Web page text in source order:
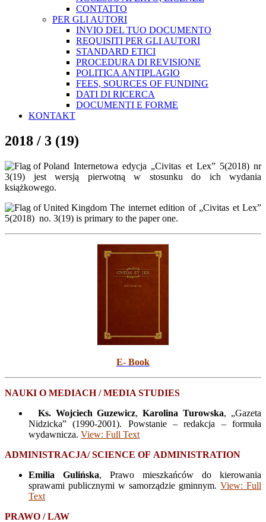
CONTATTO
PER GLI AUTORI
INVIO DEL TUO DOCUMENTO
REQUISITI PER GLI AUTORI
STANDARD ETICI
PROCEDURA DI REVISIONE
POLITICA ANTIPLAGIO
FEES, SOURCES OF FUNDING
DATI DI RICERCA
DOCUMENTI E FORME
KONTAKT
2018 / 3 (19)
Internetowa edycja „Civitas et Lex” 5(2018) nr
3(19) jest wersją pierwotną w stosunku do ich wydania
książkowego.
The internet edition of „Civitas et Lex”
5(2018) no. 3(19) is primary to the paper one.
E- Book
NAUKI O MEDIACH / MEDIA STUDIES
Ks. Wojciech Guzewicz,Karolina Turowska, „Gazeta
Nidzicka” (1990-2001). Powstanie – redakcja – formuła
wydawnicza. View: Full Text
ADMINISTRACJA/SCIENCE OF ADMINISTRATION
Emilia Gulińska, Prawo mieszkańców do kierowania
sprawami publicznymi w samorządzie gminnym. View: Full
Text
PRAWO / LAW